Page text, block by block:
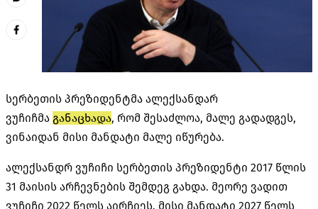
სერბეთის პრეზიდენტმა ალექსანდარ
ვუჩიჩმა განაცხადა, რომ შესაძლოა, მალე გადადგეს,
ვინაიდან მისი მანდატი მალე იწურება.
ალექსანდრ ვუჩიჩი სერბეთის პრეზიდენტი 2017 წლის
31 მაისის არჩევნების შემდეგ გახდა. მეორე ვადით
ვუჩიჩი 2022 წელს აირჩიეს. მისი მანდატი 2027 წელს